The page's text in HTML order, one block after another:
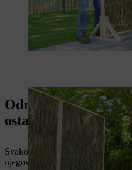
Održavanje: Ovako
ostati u dobrom
Svakome, ko želi da sam napravi
njegova dugovečnost. Na kraju